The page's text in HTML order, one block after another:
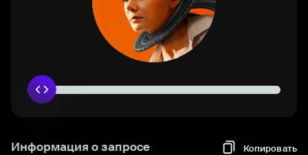
Информация о запросе Копировать